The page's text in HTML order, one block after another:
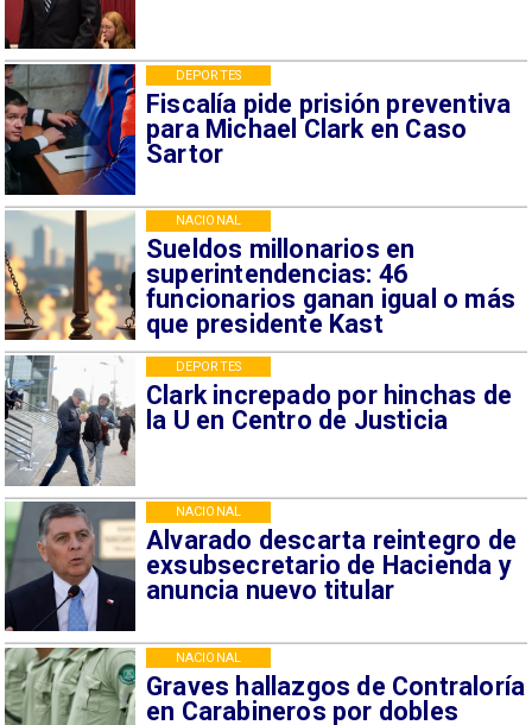
Fiscalía pide prisión preventiva
para Michael Clark en Caso
Sartor
DEPORTES
Sueldos millonarios en
superintendencias: 46
funcionarios ganan igual o más
que presidente Kast
NACIONAL
Clark increpado por hinchas de
la U en Centro de Justicia
DEPORTES
Alvarado descarta reintegro de
exsubsecretario de Hacienda y
anuncia nuevo titular
NACIONAL
Graves hallazgos de Contraloría
en Carabineros por dobles
NACIONAL